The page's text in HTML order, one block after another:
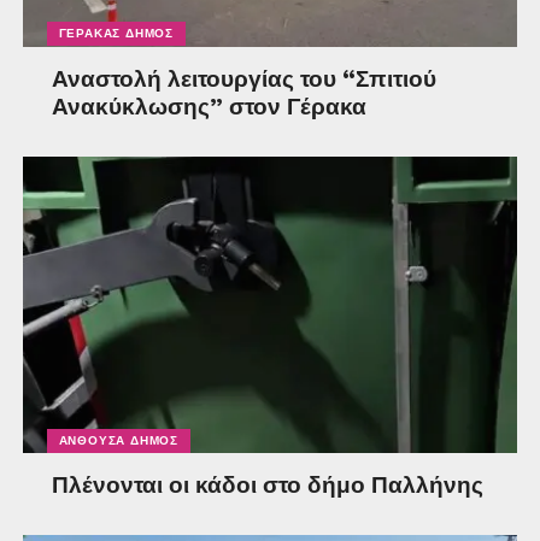
ΓΈΡΑΚΑΣ ΔΉΜΟΣ
Αναστολή λειτουργίας του “Σπιτιού
Ανακύκλωσης” στον Γέρακα
ΑΝΘΟΎΣΑ ΔΉΜΟΣ
Πλένονται οι κάδοι στο δήμο Παλλήνης